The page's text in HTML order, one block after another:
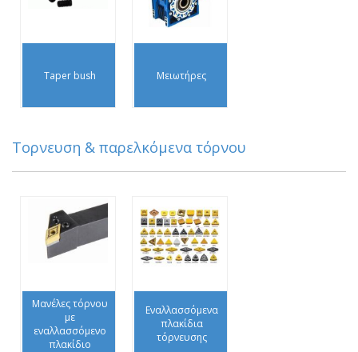
Taper bush Μειωτήρες
Τορνευση & παρελκόμενα τόρνου
Μανέλες τόρνου
με
εναλλασσόμενο
πλακίδιο
Εναλλασσόμενα
πλακίδια
τόρνευσης